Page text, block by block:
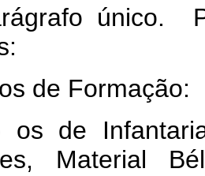
único. Para
Formação:
Material